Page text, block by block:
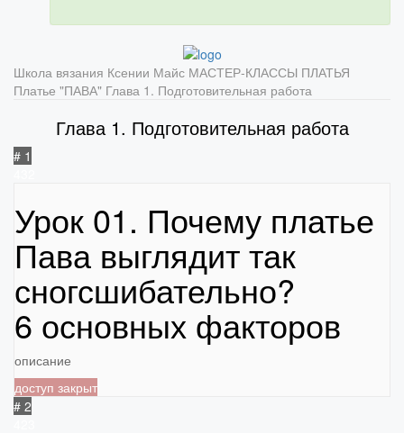
Школа вязания Ксении Майс МАСТЕР-КЛАССЫ ПЛАТЬЯ
Платье "ПАВА" Глава 1. Подготовительная работа
Глава 1. Подготовительная работа
# 1
Урок 01. Почему платье
Пава выглядит так
сногсшибательно?
6 основных факторов
описание
доступ закрыт
# 2